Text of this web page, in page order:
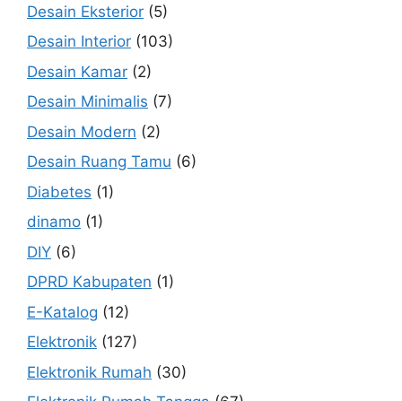
Desain Eksterior (5)
Desain Interior (103)
Desain Kamar (2)
Desain Minimalis (7)
Desain Modern (2)
Desain Ruang Tamu (6)
Diabetes (1)
dinamo (1)
DIY (6)
DPRD Kabupaten (1)
E-Katalog (12)
Elektronik (127)
Elektronik Rumah (30)